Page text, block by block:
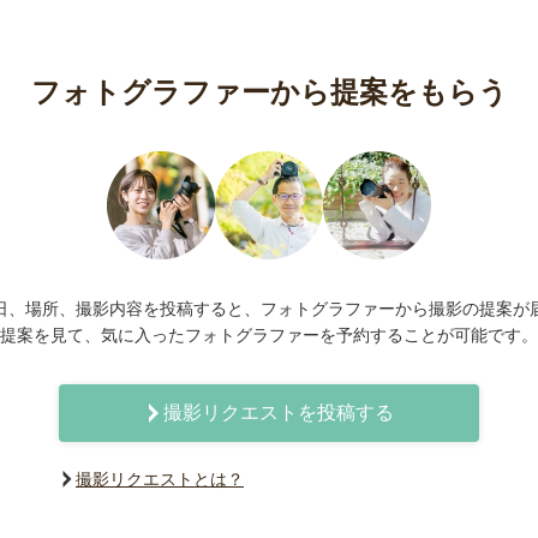
フォトグラファーから提案をもらう
、場所、撮影内容を投稿すると、フォトグラファーから撮影の提案が
提案を見て、気に入ったフォトグラファーを予約することが可能です。
撮影リクエストを投稿する
撮影リクエストとは？